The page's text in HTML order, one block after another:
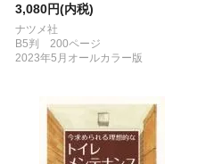
3,080円(内税)
ナツメ社
B5判 200ページ
2023年5月オールカラー版